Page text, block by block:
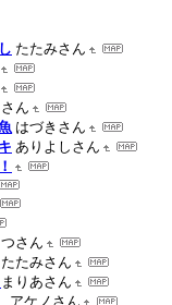
たたみさん
ん
はづきさん
ありよしさん
さん
たたみさん
まりあさん
アケノさん